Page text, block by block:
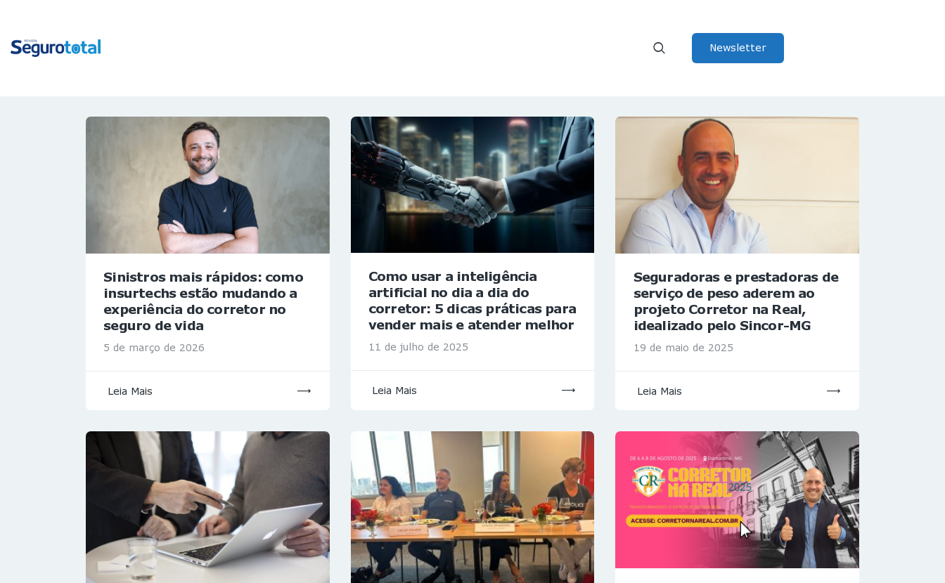
Newsletter
HOME
Sinistros mais rápidos: como
insurtechs estão mudando a
experiência do corretor no
seguro de vida
5 de março de 2026
Leia Mais
Como usar a inteligência
artificial no dia a dia do
corretor: 5 dicas práticas para
vender mais e atender melhor
11 de julho de 2025
Leia Mais
Seguradoras e prestadoras de
serviço de peso aderem ao
projeto Corretor na Real,
idealizado pelo Sincor-MG
19 de maio de 2025
Leia Mais